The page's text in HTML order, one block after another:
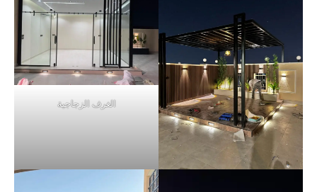
الغرف الزجاجية